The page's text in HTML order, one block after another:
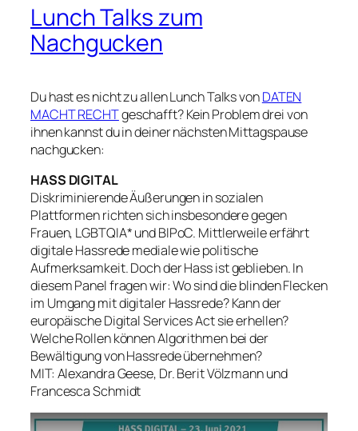
Lunch Talks zum
Nachgucken
Du hast es nicht zu allen Lunch Talks vonDATEN
MACHT RECHTgeschafft? Kein Problem drei von
ihnen kannst du in deiner nächsten Mittagspause
nachgucken:
HASS DIGITAL
Diskriminierende Äußerungen in sozialen
Plattformen richten sich insbesondere gegen
Frauen, LGBTQIA* und BIPoC. Mittlerweile erfährt
digitale Hassrede mediale wie politische
Aufmerksamkeit. Doch der Hass ist geblieben. In
diesem Panel fragen wir: Wo sind die blinden Flecken
im Umgang mit digitaler Hassrede? Kann der
europäische Digital Services Act sie erhellen?
Welche Rollen können Algorithmen bei der
Bewältigung von Hassrede übernehmen?
MIT: Alexandra Geese, Dr. Berit Völzmann und
Francesca Schmidt